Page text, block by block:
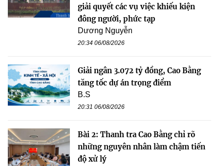
giải quyết các vụ việc khiếu kiện
đông người, phức tạp
Dương Nguyễn
20:34 06/08/2026
Giải ngân 3.072 tỷ đồng, Cao Bằng
tăng tốc dự án trọng điểm
B.S
20:31 06/08/2026
Bài 2: Thanh tra Cao Bằng chỉ rõ
những nguyên nhân làm chậm tiến
độ xử lý